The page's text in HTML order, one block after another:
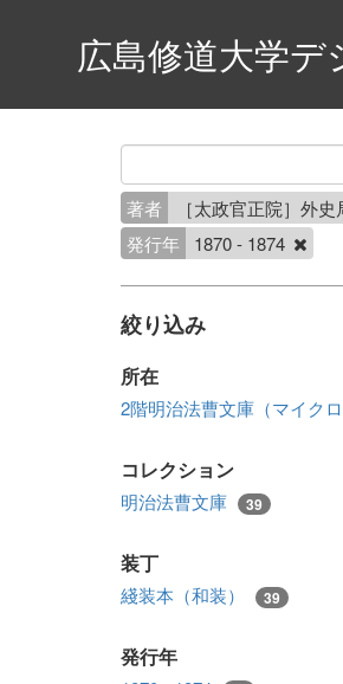
広島修道大学
著者
［太政官正院］外史
発行年
1870 - 1874
絞り込み
所在
2階明治法曹文庫（マイクロ
コレクション
明治法曹文庫 39
装丁
綫装本（和装） 39
発行年